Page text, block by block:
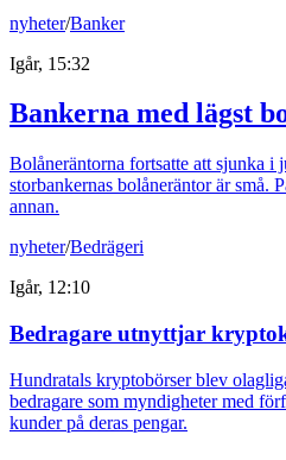
nyheter/Banker
Igår, 15:32
Bankerna med lägst
Bolåneräntorna fortsatte att sjunka i
storbankernas bolåneräntor är små.
annan.
nyheter/Bedrägeri
Igår, 12:10
Bedragare utnyttjar
Hundratals kryptobörser blev
bedragare som myndigheter med
kunder på deras pengar.